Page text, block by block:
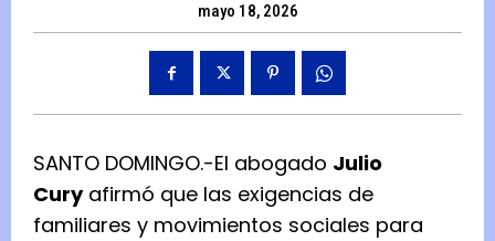
mayo 18, 2026
SANTO DOMINGO.-El abogado Julio
Curyafirmó que las exigencias de
familiares y movimientos sociales para